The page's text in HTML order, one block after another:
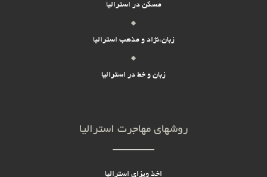
مسکن در استرالیا
زبان،نژاد و مذهب استرالیا
زبان و خط در استرالیا
روشهای مهاجرت استرالیا
اخذ ویزای استرالیا